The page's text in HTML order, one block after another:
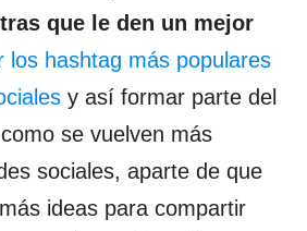
que le den un mejor
los hashtag más populares
y así formar parte del
se vuelven más
sociales, aparte de que
ideas para compartir